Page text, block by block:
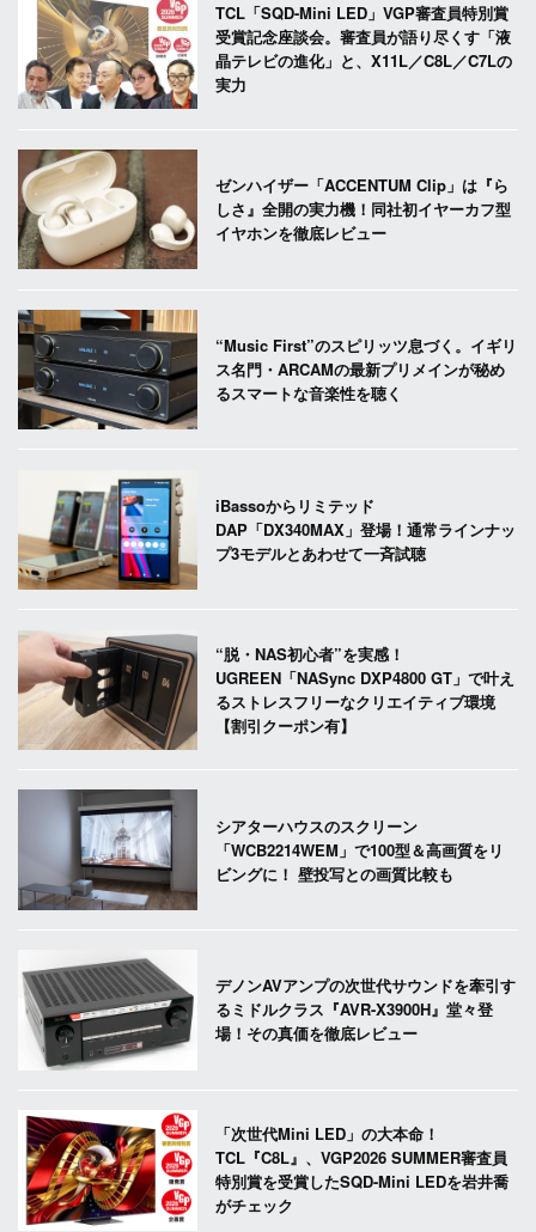
TCL「SQD-Mini LED」VGP審査員特別賞
受賞記念座談会。審査員が語り尽くす「液
晶テレビの進化」と、X11L／C8L／C7Lの
実力
ゼンハイザー「ACCENTUM Clip」は『ら
しさ』全開の実力機！同社初イヤーカフ型
イヤホンを徹底レビュー
“Music First”のスピリッツ息づく。イギリ
ス名門・ARCAMの最新プリメインが秘め
るスマートな音楽性を聴く
iBassoからリミテッド
DAP「DX340MAX」登場！通常ラインナッ
プ3モデルとあわせて一斉試聴
“脱・NAS初心者”を実感！
UGREEN「NASync DXP4800 GT」で叶え
るストレスフリーなクリエイティブ環境
【割引クーポン有】
シアターハウスのスクリーン
「WCB2214WEM」で100型＆高画質をリ
ビングに！ 壁投写との画質比較も
デノンAVアンプの次世代サウンドを牽引す
るミドルクラス『AVR-X3900H』堂々登
場！その真価を徹底レビュー
「次世代Mini LED」の大本命！
TCL『C8L』、VGP2026 SUMMER審査員
特別賞を受賞したSQD-Mini LEDを岩井喬
がチェック